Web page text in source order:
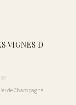
VIGNES D
de Champagne,